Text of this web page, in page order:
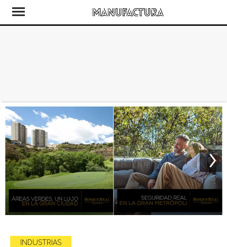
INDUSTRIAS